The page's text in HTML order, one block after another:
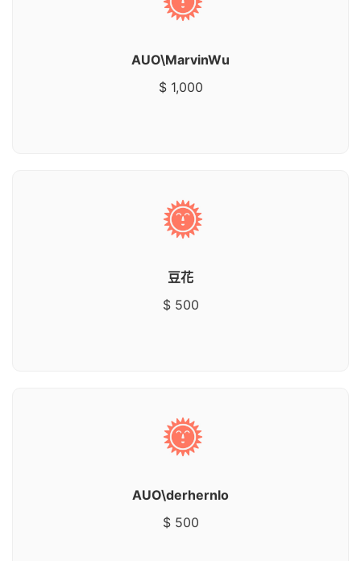
AUO\MarvinWu
$ 1,000
豆花
$ 500
AUO\derhernlo
$ 500